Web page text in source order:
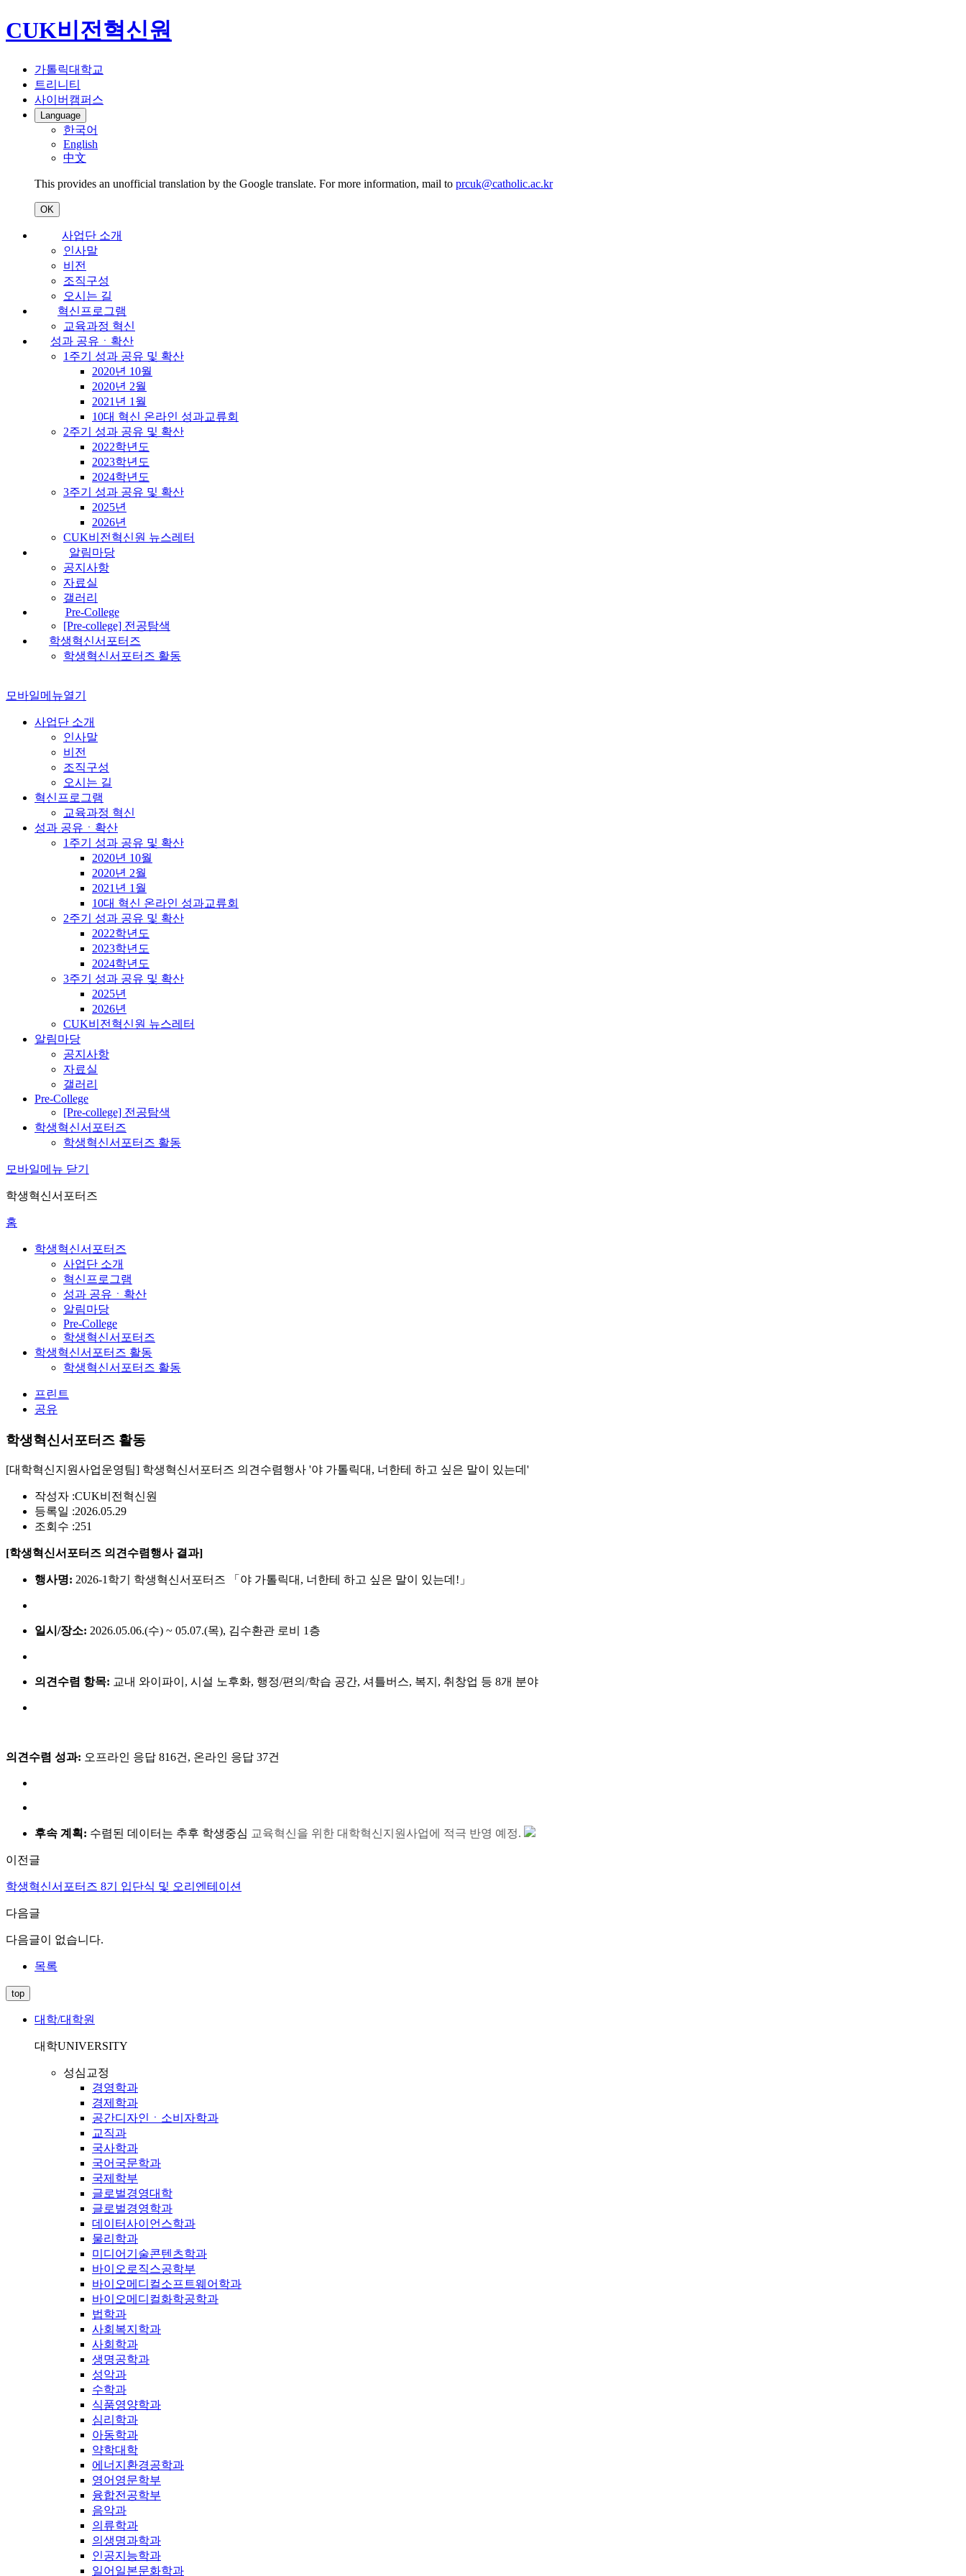
CUK비전혁신원
가톨릭대학교
트리니티
사이버캠퍼스
Language
한국어
English
中文
This provides an unofficial translation by the Google translate. For more information, mail to prcuk@catholic.ac.kr
OK
사업단 소개
인사말
비전
조직구성
오시는 길
혁신프로그램
교육과정 혁신
성과 공유ㆍ확산
1주기 성과 공유 및 확산
2020년 10월
2020년 2월
2021년 1월
10대 혁신 온라인 성과교류회
2주기 성과 공유 및 확산
2022학년도
2023학년도
2024학년도
3주기 성과 공유 및 확산
2025년
2026년
CUK비전혁신원 뉴스레터
알림마당
공지사항
자료실
갤러리
Pre-College
[Pre-college] 전공탐색
학생혁신서포터즈
학생혁신서포터즈 활동
모바일메뉴열기
사업단 소개
인사말
비전
조직구성
오시는 길
혁신프로그램
교육과정 혁신
성과 공유ㆍ확산
1주기 성과 공유 및 확산
2020년 10월
2020년 2월
2021년 1월
10대 혁신 온라인 성과교류회
2주기 성과 공유 및 확산
2022학년도
2023학년도
2024학년도
3주기 성과 공유 및 확산
2025년
2026년
CUK비전혁신원 뉴스레터
알림마당
공지사항
자료실
갤러리
Pre-College
[Pre-college] 전공탐색
학생혁신서포터즈
학생혁신서포터즈 활동
모바일메뉴 닫기
학생혁신서포터즈
홈
학생혁신서포터즈
사업단 소개
혁신프로그램
성과 공유ㆍ확산
알림마당
Pre-College
학생혁신서포터즈
학생혁신서포터즈 활동
학생혁신서포터즈 활동
프린트
공유
학생혁신서포터즈 활동
[대학혁신지원사업운영팀] 학생혁신서포터즈 의견수렴행사 '야 가톨릭대, 너한테 하고 싶은 말이 있는데'
작성자 :CUK비전혁신원
등록일 :2026.05.29
조회수 :251
[학생혁신서포터즈 의견수렴행사 결과]
행사명: 2026-1학기 학생혁신서포터즈 「야 가톨릭대, 너한테 하고 싶은 말이 있는데!」
일시/장소: 2026.05.06.(수) ~ 05.07.(목), 김수환관 로비 1층
의견수렴 항목: 교내 와이파이, 시설 노후화, 행정/편의/학습 공간, 셔틀버스, 복지, 취창업 등 8개 분야
의견수렴 성과: 오프라인 응답 816건, 온라인 응답 37건
후속 계획: 수렴된 데이터는 추후 학생중심 교육혁신을 위한 대학혁신지원사업에 적극 반영 예정.
이전글
학생혁신서포터즈 8기 입단식 및 오리엔테이션
다음글
다음글이 없습니다.
목록
top
대학/대학원
대학UNIVERSITY
성심교정
경영학과
경제학과
공간디자인ㆍ소비자학과
교직과
국사학과
국어국문학과
국제학부
글로벌경영대학
글로벌경영학과
데이터사이언스학과
물리학과
미디어기술콘텐츠학과
바이오로직스공학부
바이오메디컬소프트웨어학과
바이오메디컬화학공학과
법학과
사회복지학과
사회학과
생명공학과
성악과
수학과
식품영양학과
심리학과
아동학과
약학대학
에너지환경공학과
영어영문학부
융합전공학부
음악과
의류학과
의생명과학과
인공지능학과
일어일본문화학과